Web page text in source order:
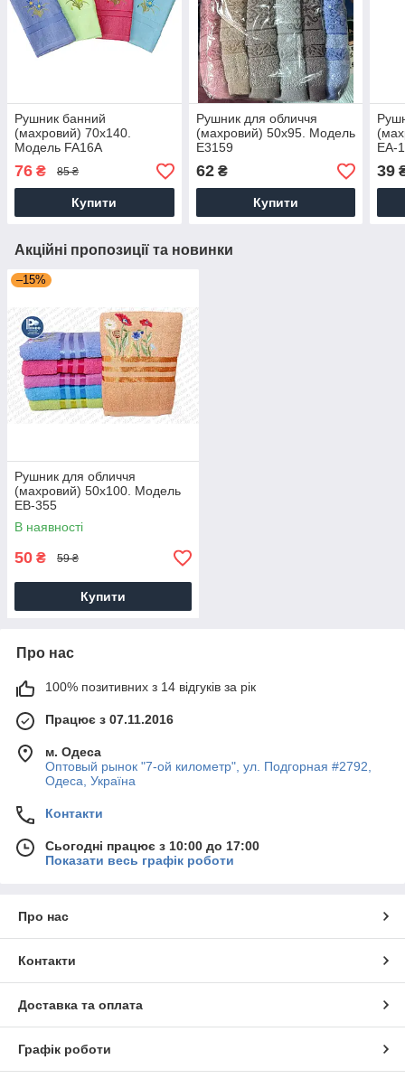
Рушник банний
(махровий) 70х140.
Модель FA16A
76 ₴ 85 ₴
Купити
Рушник для обличчя
(махровий) 50х95. Модель
E3159
62₴
Купити
EA-
39
Акційні пропозиції та новинки
–15%
Рушник для обличчя
(махровий) 50х100. Модель
EB-355
В наявності
50 ₴ 59 ₴
Купити
Про нас
100% позитивних з 14 відгуків за рік
Працює з 07.11.2016
м. Одеса
Оптовый рынок "7-ой километр", ул. Подгорная #2792,
Одеса, Україна
Контакти
Сьогодні працює з 10:00 до 17:00
Показати весь графік роботи
Про нас
Контакти
Доставка та оплата
Графік роботи